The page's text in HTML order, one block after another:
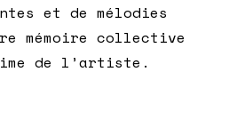
et de mélodies
mémoire collective
de l’artiste.